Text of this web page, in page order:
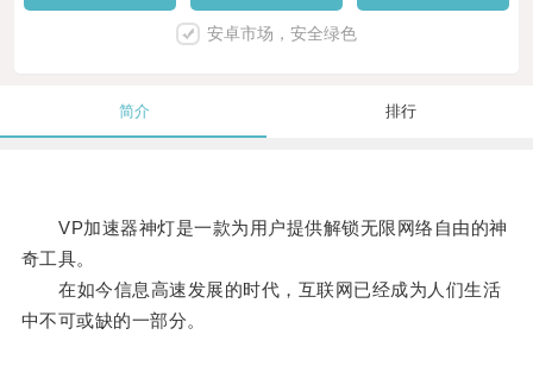
安卓市场，安全绿色
简介 排行
VP加速器神灯是一款为用户提供解锁无限网络自由的神
奇工具。
在如今信息高速发展的时代，互联网已经成为人们生活
中不可或缺的一部分。